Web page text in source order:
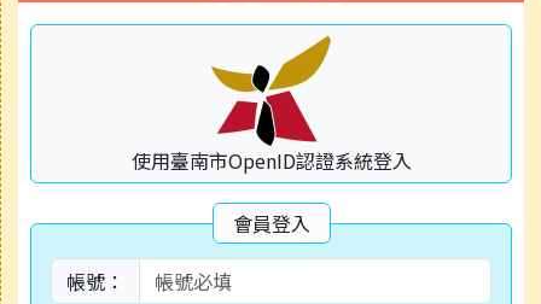
使用臺南市OpenID認證系統登入
會員登入
帳號：